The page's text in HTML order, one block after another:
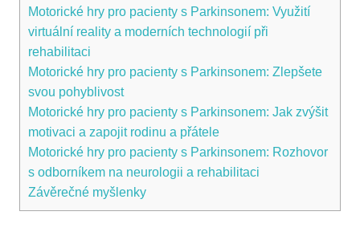
Motorické hry pro pacienty s Parkinsonem: Využití
virtuální reality a‌ moderních technologií při
rehabilitaci
Motorické hry pro pacienty‍ s Parkinsonem: Zlepšete⁣
svou pohyblivost
Motorické hry pro pacienty s Parkinsonem: Jak‌ zvýšit
motivaci a zapojit rodinu a přátele
Motorické hry pro pacienty s Parkinsonem: Rozhovor⁤
s odborníkem‌ na neurologii a rehabilitaci
Závěrečné myšlenky